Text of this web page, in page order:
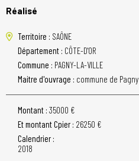
Réalisé
Territoire : SAÔNE
Département : CÔTE-D'OR
Commune : PAGNY-LA-VILLE
Maitre d'ouvrage : commune de Pagny
Montant : 35000 €
Et montant Cpier : 26250 €
Calendrier :
2018